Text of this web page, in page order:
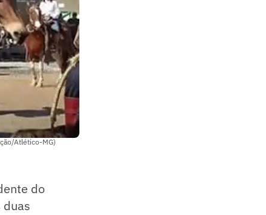
Atlético-MG)
do
duas